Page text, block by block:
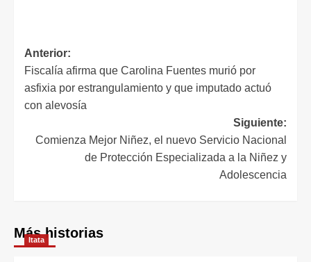
Anterior:
Fiscalía afirma que Carolina Fuentes murió por
asfixia por estrangulamiento y que imputado actuó
con alevosía
Siguiente:
Comienza Mejor Niñez, el nuevo Servicio Nacional
de Protección Especializada a la Niñez y
Adolescencia
Más historias
Itata